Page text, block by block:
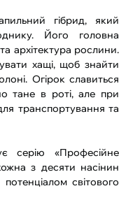
гібрид, який
Його головна
архітектура рослини.
хащі, щоб знайти
Огірок славиться
тане в роті, але при
транспортування та
серію «Професійне
з десяти насінин
світового